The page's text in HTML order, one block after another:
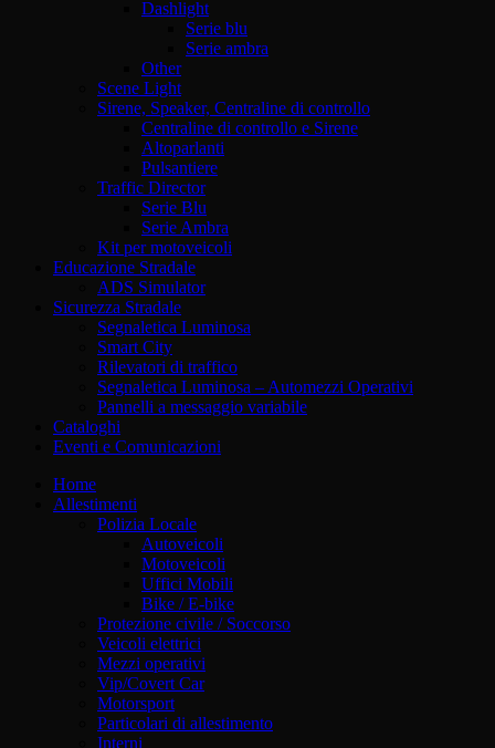
Dashlight
Serie blu
Serie ambra
Other
Scene Light
Sirene, Speaker, Centraline di controllo
Centraline di controllo e Sirene
Altoparlanti
Pulsantiere
Traffic Director
Serie Blu
Serie Ambra
Kit per motoveicoli
Educazione Stradale
ADS Simulator
Sicurezza Stradale
Segnaletica Luminosa
Smart City
Rilevatori di traffico
Segnaletica Luminosa – Automezzi Operativi
Pannelli a messaggio variabile
Cataloghi
Eventi e Comunicazioni
Home
Allestimenti
Polizia Locale
Autoveicoli
Motoveicoli
Uffici Mobili
Bike / E-bike
Protezione civile / Soccorso
Veicoli elettrici
Mezzi operativi
Vip/Covert Car
Motorsport
Particolari di allestimento
Interni